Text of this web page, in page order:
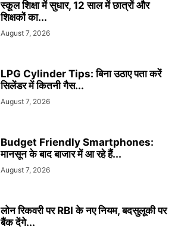
स्कूल शिक्षा में सुधार, 12 साल में छात्रों और
शिक्षकों का...
August 7, 2026
LPG Cylinder Tips: बिना उठाए पता करें
सिलेंडर में कितनी गैस...
August 7, 2026
Budget Friendly Smartphones:
मानसून के बाद बाजार में आ रहे हैं...
August 7, 2026
लोन रिकवरी पर RBI के नए नियम, बदसुलूकी पर
बैंक देंगे...